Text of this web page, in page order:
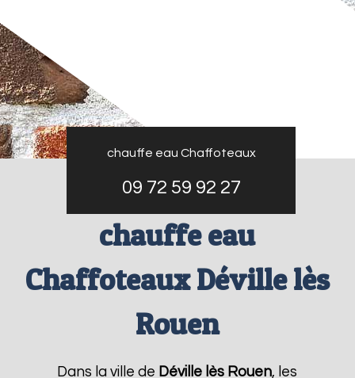
chauffe eau Chaffoteaux
09 72 59 92 27
chauffe eau
Chaffoteaux Déville lès
Rouen
Dans la ville de Déville lès Rouen, les